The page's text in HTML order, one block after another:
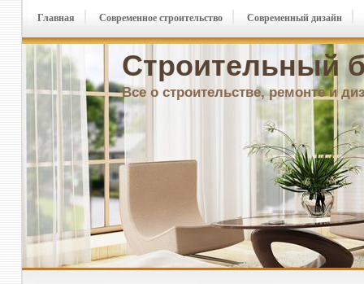
Строительный
Все о строительстве, ремонте и
Главная Современное строительство Современный дизайн